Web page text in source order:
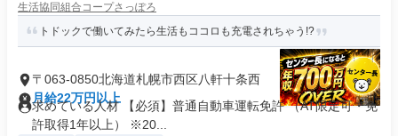
生活協同組合コープさっぽろ
トドックで働いてみたら生活もココロも充電されちゃう!?
〒063-0850北海道札幌市西区八軒十条西
月給22万円以上
求めている人材 【必須】普通自動車運転免許 （AT限定可・免
許取得1年以上） ※20...